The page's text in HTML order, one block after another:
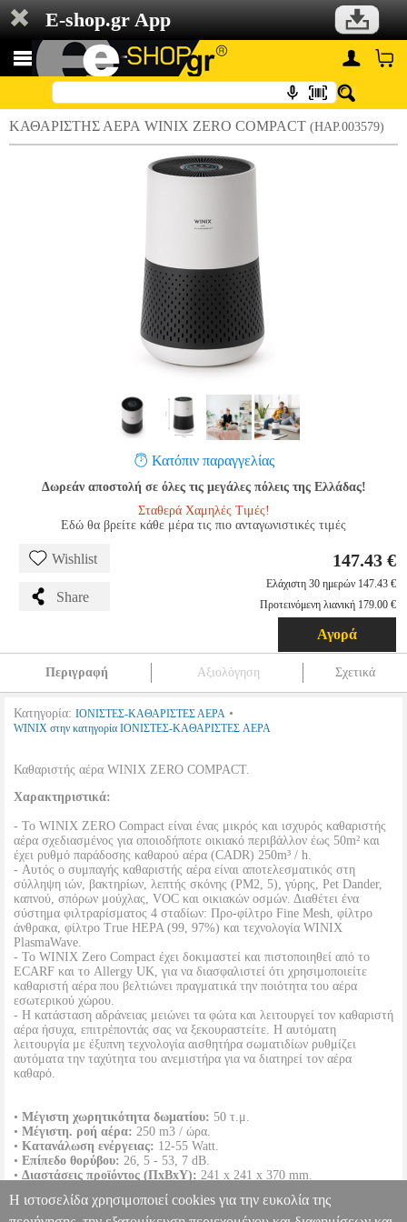
E-shop.gr App
ΚΑΘΑΡΙΣΤΗΣ ΑΕΡΑ WINIX ZERO COMPACT (HAP.003579)
Κατόπιν παραγγελίας
Δωρεάν αποστολή σε όλες τις μεγάλες πόλεις της Ελλάδας!
Σταθερά Χαμηλές Τιμές!
Εδώ θα βρείτε κάθε μέρα τις πιο ανταγωνιστικές τιμές
Wishlist
Share
147.43 €
Ελάχιστη 30 ημερών 147.43 €
Προτεινόμενη λιανική 179.00 €
Αγορά
Περιγραφή Αξιολόγηση Σχετικά
Κατηγορία: ΙΟΝΙΣΤΕΣ-ΚΑΘΑΡΙΣΤΕΣ ΑΕΡΑ •
WINIX στην κατηγορία ΙΟΝΙΣΤΕΣ-ΚΑΘΑΡΙΣΤΕΣ ΑΕΡΑ
Καθαριστής αέρα WINIX ZERO COMPACT.
Χαρακτηριστικά:
- Το WINIX ZERO Compact είναι ένας μικρός και ισχυρός καθαριστής
αέρα σχεδιασμένος για οποιοδήποτε οικιακό περιβάλλον έως 50m² και
έχει ρυθμό παράδοσης καθαρού αέρα (CADR) 250m³ / h.
- Αυτός ο συμπαγής καθαριστής αέρα είναι αποτελεσματικός στη
σύλληψη ιών, βακτηρίων, λεπτής σκόνης (PM2, 5), γύρης, Pet Dander,
καπνού, σπόρων μούχλας, VOC και οικιακών οσμών. Διαθέτει ένα
σύστημα φιλτραρίσματος 4 σταδίων: Προ-φίλτρο Fine Mesh, φίλτρο
άνθρακα, φίλτρο True HEPA (99, 97%) και τεχνολογία WINIX
PlasmaWave.
- Το WINIX Zero Compact έχει δοκιμαστεί και πιστοποιηθεί από το
ECARF και το Allergy UK, για να διασφαλιστεί ότι χρησιμοποιείτε
καθαριστή αέρα που βελτιώνει πραγματικά την ποιότητα του αέρα
εσωτερικού χώρου.
- Η κατάσταση αδράνειας μειώνει τα φώτα και λειτουργεί τον καθαριστή
αέρα ήσυχα, επιτρέποντάς σας να ξεκουραστείτε. Η αυτόματη
λειτουργία με έξυπνη τεχνολογία αισθητήρα σωματιδίων ρυθμίζει
αυτόματα την ταχύτητα του ανεμιστήρα για να διατηρεί τον αέρα
καθαρό.
• Μέγιστη χωρητικότητα δωματίου: 50 τ.μ.
• Μέγιστη. ροή αέρα: 250 m3 / ώρα.
• Κατανάλωση ενέργειας: 12-55 Watt.
• Επίπεδο θορύβου: 26, 5 - 53, 7 dB.
• Διαστάσεις προϊόντος (ΠxBxΥ): 241 x 241 x 370 mm.
• Χρώμα:Μαύρο/Λευκό.
•Εγγύηση: 2 έτη.DOA 7 ημερών
Η ιστοσελίδα χρησιμοποιεί cookies για την ευκολία της